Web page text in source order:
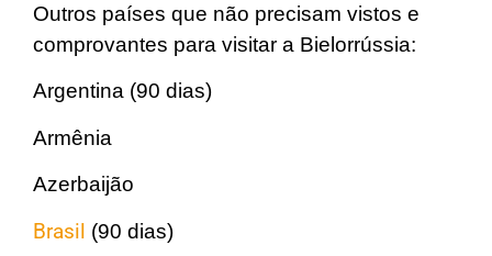
Outros países que não precisam vistos e
comprovantes para visitar a Bielorrússia:
Argentina (90 dias)
Armênia
Azerbaijão
Brasil (90 dias)